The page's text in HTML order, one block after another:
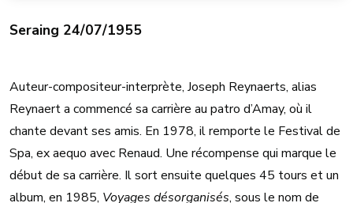
Seraing 24/07/1955
Auteur-compositeur-interprète, Joseph Reynaerts, alias
Reynaert a commencé sa carrière au patro d’Amay, où il
chante devant ses amis. En 1978, il remporte le Festival de
Spa, ex aequo avec Renaud. Une récompense qui marque le
début de sa carrière. Il sort ensuite quelques 45 tours et un
album, en 1985, Voyages désorganisés, sous le nom de